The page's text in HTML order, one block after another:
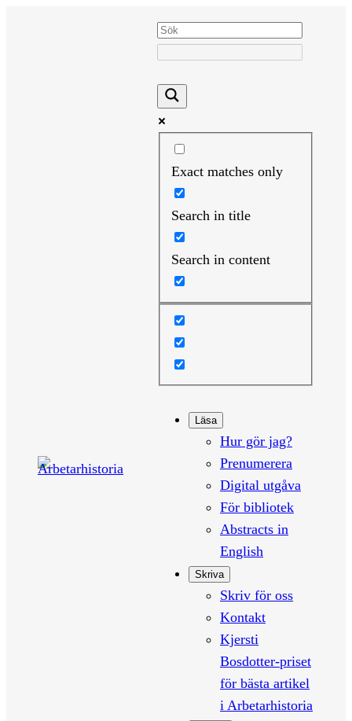
Exact matches only
Search in title
Search in content
Läsa
Hur gör jag?
Prenumerera
Digital utgåva
För bibliotek
Abstracts in
English
Skriva
Skriv för oss
Kontakt
Kjersti
Bosdotter-priset
för bästa artikel
i Arbetarhistoria